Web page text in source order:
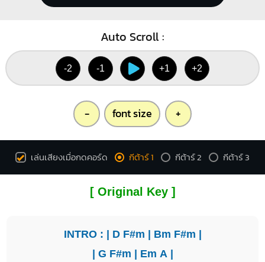
Auto Scroll :
-2 -1 +1 +2
- font size +
เล่นเสียงเมื่อกดคอร์ด กีต้าร์ 1 กีต้าร์ 2 กีต้าร์ 3
[ Original Key ]
INTRO : | D F#m | Bm F#m |
| G F#m | Em A |